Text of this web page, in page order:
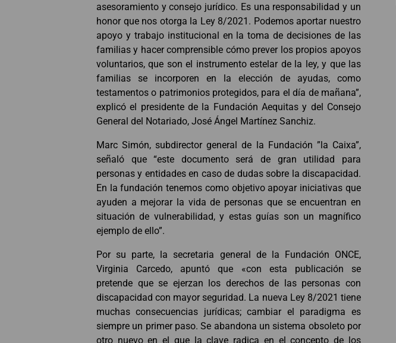
asesoramiento y consejo jurídico. Es una responsabilidad y un
honor que nos otorga la Ley 8/2021. Podemos aportar nuestro
apoyo y trabajo institucional en la toma de decisiones de las
familias y hacer comprensible cómo prever los propios apoyos
voluntarios, que son el instrumento estelar de la ley, y que las
familias se incorporen en la elección de ayudas, como
testamentos o patrimonios protegidos, para el día de mañana”,
explicó el presidente de la Fundación Aequitas y del Consejo
General del Notariado, José Ángel Martínez Sanchiz.
Marc Simón, subdirector general de la Fundación ”la Caixa”,
señaló que “este documento será de gran utilidad para
personas y entidades en caso de dudas sobre la discapacidad.
En la fundación tenemos como objetivo apoyar iniciativas que
ayuden a mejorar la vida de personas que se encuentran en
situación de vulnerabilidad, y estas guías son un magnífico
ejemplo de ello”.
Por su parte, la secretaria general de la Fundación ONCE,
Virginia Carcedo, apuntó que «con esta publicación se
pretende que se ejerzan los derechos de las personas con
discapacidad con mayor seguridad. La nueva Ley 8/2021 tiene
muchas consecuencias jurídicas; cambiar el paradigma es
siempre un primer paso. Se abandona un sistema obsoleto por
otro nuevo en el que la clave radica en el concepto de los